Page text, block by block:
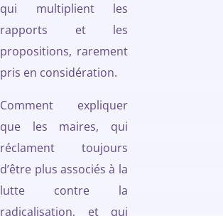
qui multiplient les
rapports et les
propositions, rarement
pris en considération.
Comment expliquer
que les maires, qui
réclament toujours
d’être plus associés à la
lutte contre la
radicalisation, et qui